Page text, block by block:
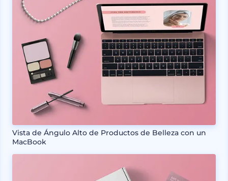
Vista de Ángulo Alto de Productos de Belleza con un
MacBook